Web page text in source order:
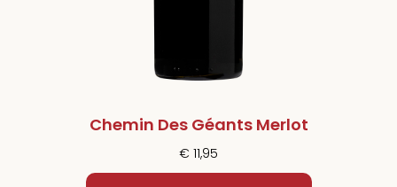
Chemin Des Géants Merlot
€ 11,95